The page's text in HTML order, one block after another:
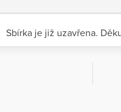
Sbírka je již uzavřena.